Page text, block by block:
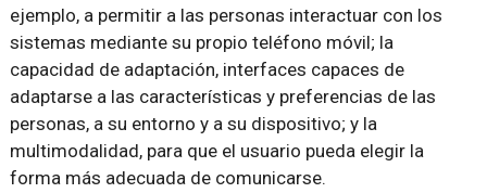
ejemplo, a permitir a las personas interactuar con los
sistemas mediante su propio teléfono móvil; la
capacidad de adaptación, interfaces capaces de
adaptarse a las características y preferencias de las
personas, a su entorno y a su dispositivo; y la
multimodalidad, para que el usuario pueda elegir la
forma más adecuada de comunicarse.